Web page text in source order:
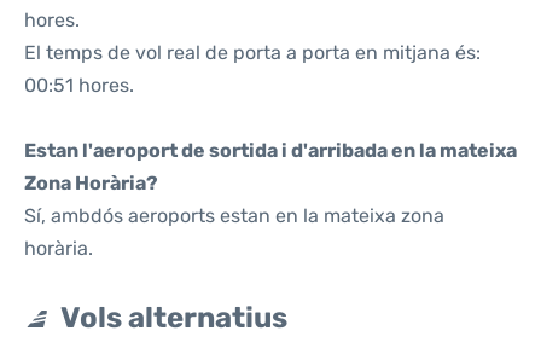
hores.
El temps de vol real de porta a porta en mitjana és:
00:51 hores.
Estan l'aeroport de sortida i d'arribada en la mateixa
Zona Horària?
Sí, ambdós aeroports estan en la mateixa zona
horària.
Vols alternatius